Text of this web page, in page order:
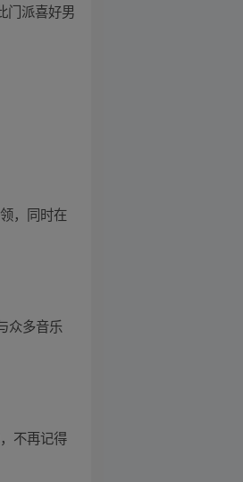
门派喜好男
，同时在
众多音乐
不再记得